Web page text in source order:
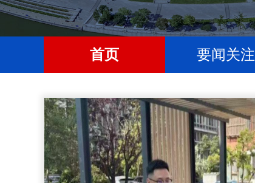
首页 要闻关注